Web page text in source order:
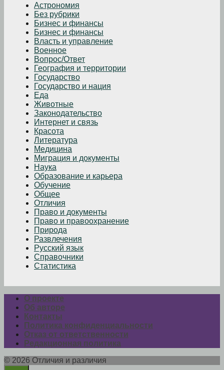
Астрономия
Без рубрики
Бизнеc и финансы
Бизнес и финансы
Власть и управление
Военное
Вопрос/Ответ
География и территории
Государство
Государство и нация
Еда
Животные
Законодательство
Интернет и связь
Красота
Литература
Медицина
Миграция и документы
Наука
Образование и карьера
Обучение
Общее
Отличия
Право и документы
Право и правоохранение
Природа
Развлечения
Русский язык
Справочники
Статистика
О проекте
Об авторе
Контакты
Политика конфиденциальности
Отказ от ответственности
Редакционная политика
© 2026 Отличия и различия